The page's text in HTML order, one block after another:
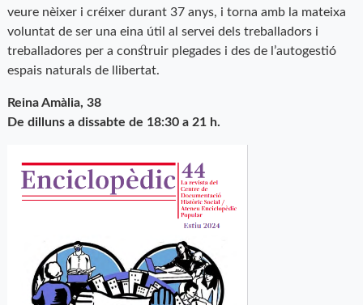
veure nèixer i créixer durant 37 anys, i torna amb la mateixa
voluntat de ser una eina útil al servei dels treballadors i
treballadores per a construir plegades i des de l’autogestió
espais naturals de llibertat.
Reina Amàlia, 38
De dilluns a dissabte de 18:30 a 21 h.